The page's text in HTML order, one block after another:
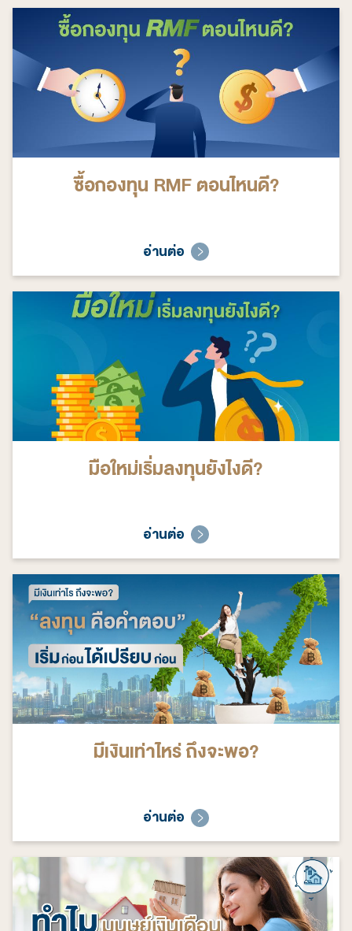
ซื้อกองทุน RMF ตอนไหนดี?
อ่านต่อ
มือใหม่เริ่มลงทุนยังไงดี?
อ่านต่อ
มีเงินเท่าไหร่ ถึงจะพอ?
อ่านต่อ